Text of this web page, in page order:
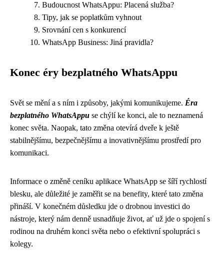
Budoucnost WhatsAppu: Placená služba?
Tipy, jak se poplatkům vyhnout
Srovnání cen s konkurencí
WhatsApp Business: Jiná pravidla?
Konec éry bezplatného WhatsAppu
Svět se mění a s ním i způsoby, jakými komunikujeme. Éra
bezplatného WhatsAppu se chýlí ke konci, ale to neznamená
konec světa. Naopak, tato změna otevírá dveře k ještě
stabilnějšímu, bezpečnějšímu a inovativnějšímu prostředí pro
komunikaci.
Informace o změně ceníku aplikace WhatsApp se šíří rychlostí
blesku, ale důležité je zaměřit se na benefity, které tato změna
přináší. V konečném důsledku jde o drobnou investici do
nástroje, který nám denně usnadňuje život, ať už jde o spojení s
rodinou na druhém konci světa nebo o efektivní spolupráci s
kolegy.